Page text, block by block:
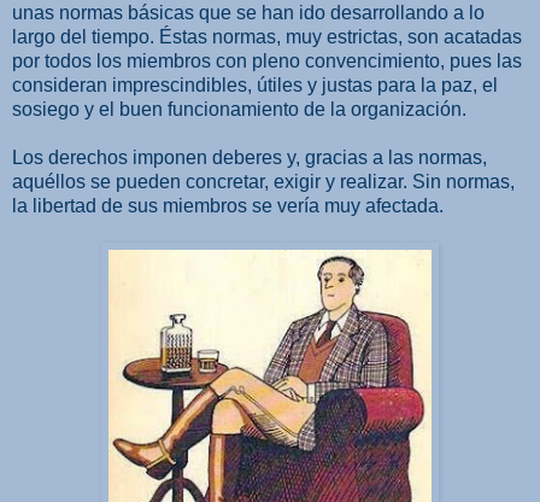
unas normas básicas que se han ido desarrollando a lo
largo del tiempo. Éstas normas, muy estrictas, son acatadas
por todos los miembros con pleno convencimiento, pues las
consideran imprescindibles, útiles y justas para la paz, el
sosiego y el buen funcionamiento de la organización.
Los derechos imponen deberes y, gracias a las normas,
aquéllos se pueden concretar, exigir y realizar. Sin normas,
la libertad de sus miembros se vería muy afectada.